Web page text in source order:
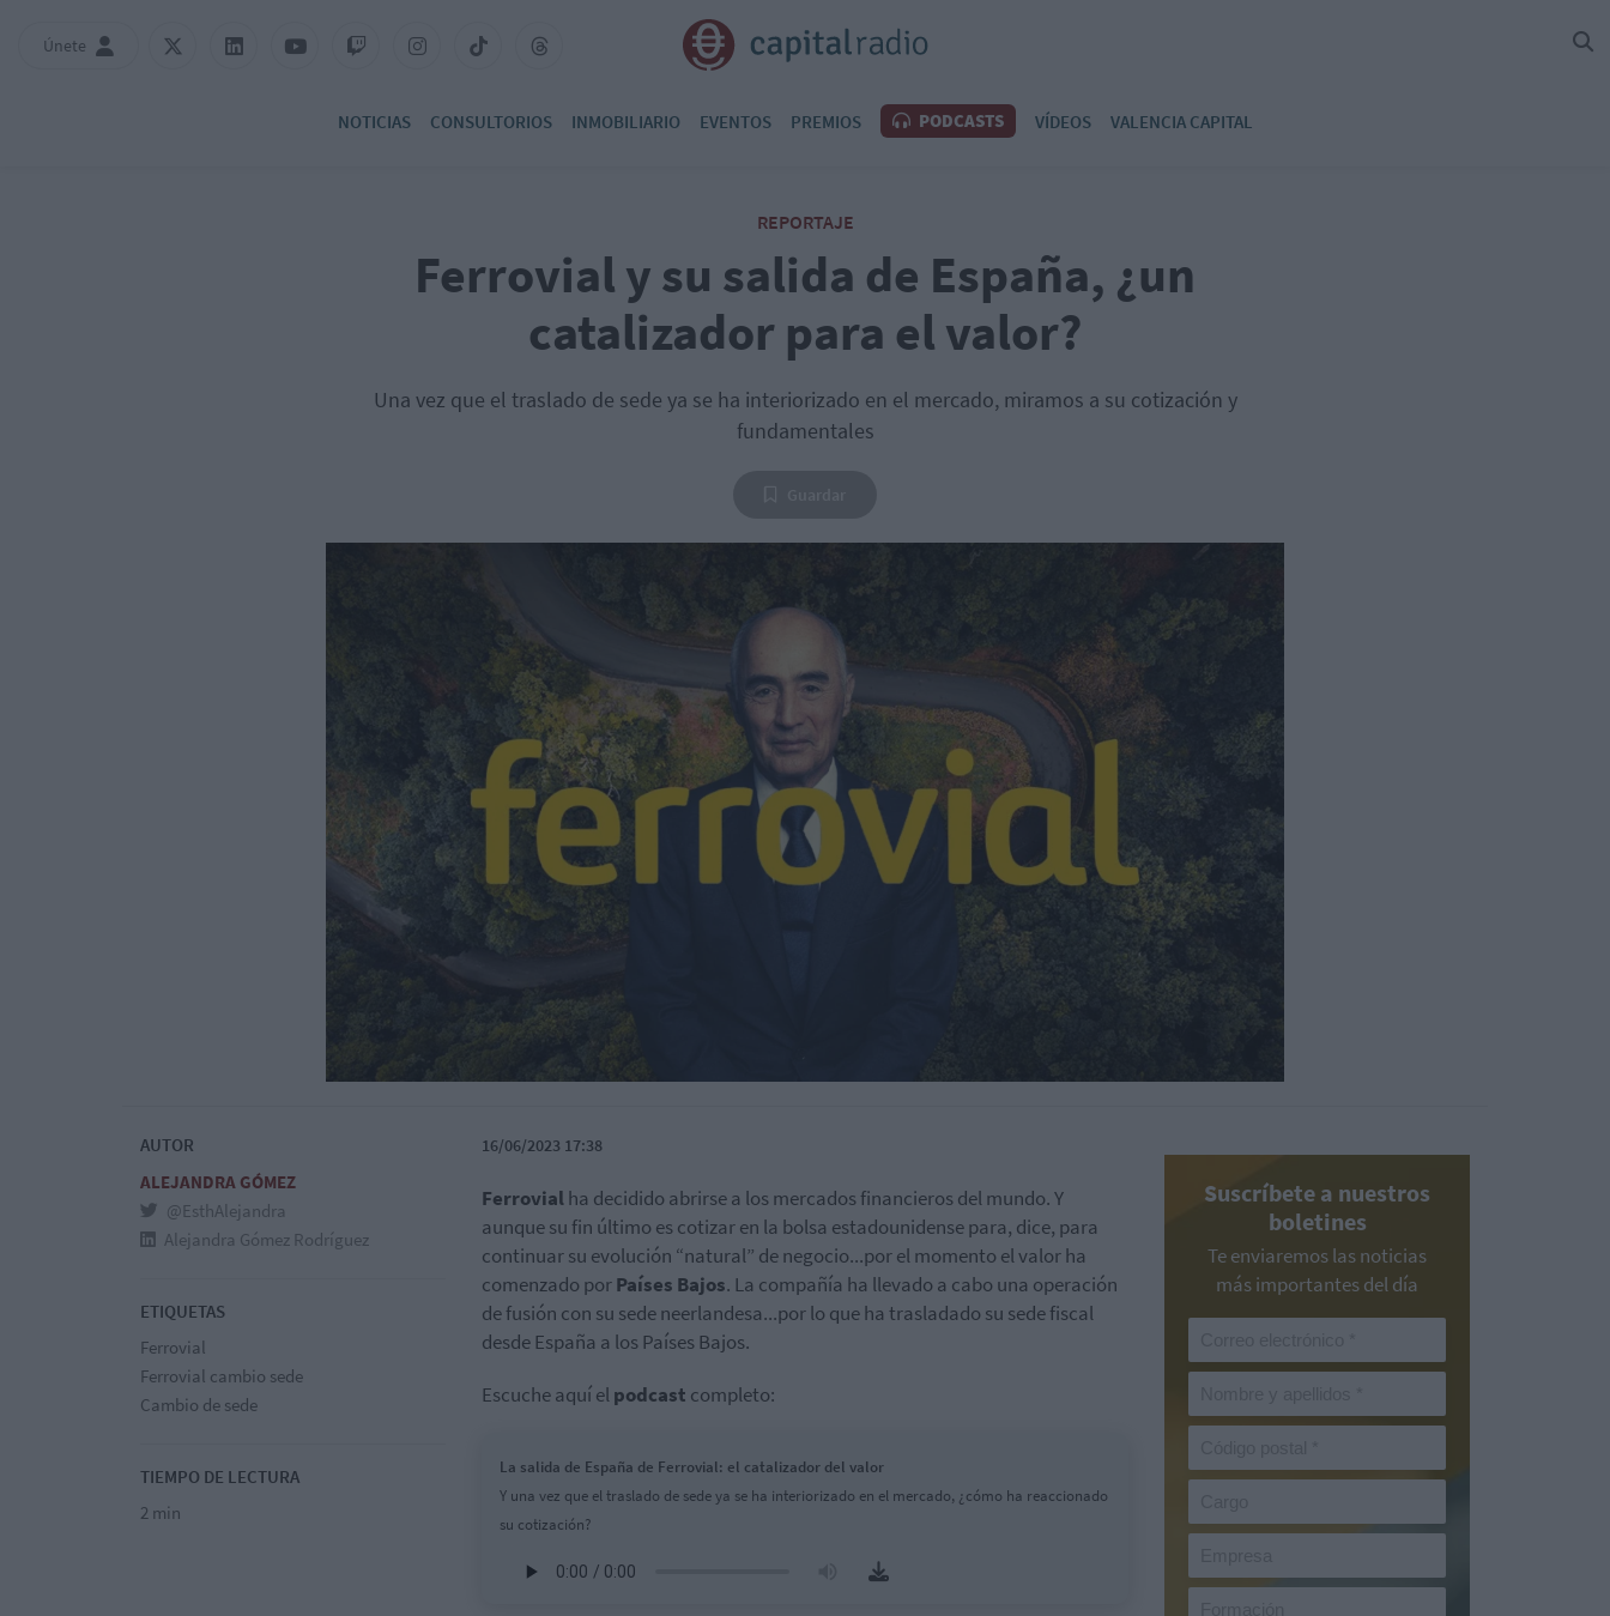
Únete
NOTICIAS CONSULTORIOS INMOBILIARIO EVENTOS PREMIOS PODCASTS VÍDEOS VALENCIA CAPITAL
REPORTAJE
Ferrovial y su salida de España, ¿un
catalizador para el valor?
Una vez que el traslado de sede ya se ha interiorizado en el mercado, miramos a su cotización y
fundamentales
AUTOR
ALEJANDRA GÓMEZ
@EsthAlejandra
Alejandra Gómez Rodríguez
ETIQUETAS
Ferrovial
Ferrovial cambio sede
Cambio de sede
TIEMPO DE LECTURA
2 min
16/06/2023 17:38
Ferrovialha decidido abrirse a los mercados financieros del mundo. Y
aunque su fin último es cotizar en la bolsa estadounidense para, dice, para
continuar su evolución “natural” de negocio...por el momento el valor ha
comenzado porPaíses Bajos. La compañía ha llevado a cabo una operación
de fusión con su sede neerlandesa...por lo que ha trasladado su sede fiscal
desde España a los Países Bajos.
Escuche aquí elpodcast completo:
La salida de España de Ferrovial: el catalizador del valor
Y una vez que el traslado de sede ya se ha interiorizado en el mercado, ¿cómo ha reaccionado
su cotización?
Suscríbete a nuestros
boletines
Te enviaremos las noticias
más importantes del día